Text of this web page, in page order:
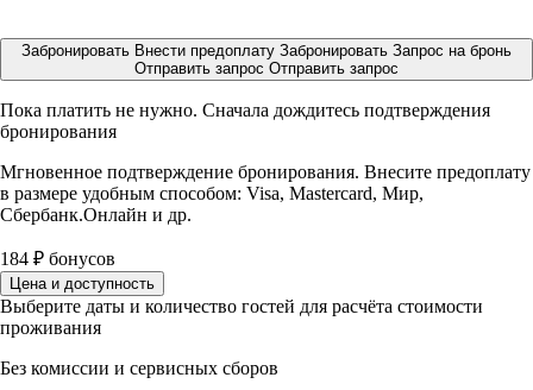
Забронировать Внести предоплату Забронировать Запрос на бронь
Отправить запрос Отправить запрос
Пока платить не нужно. Сначала дождитесь подтверждения
бронирования
Мгновенное подтверждение бронирования. Внесите предоплату
в размере удобным способом: Visa, Mastercard, Мир,
Сбербанк.Онлайн и др.
184 ₽ бонусов
Цена и доступность
Выберите даты и количество гостей для расчёта стоимости
проживания
Без комиссии и сервисных сборов